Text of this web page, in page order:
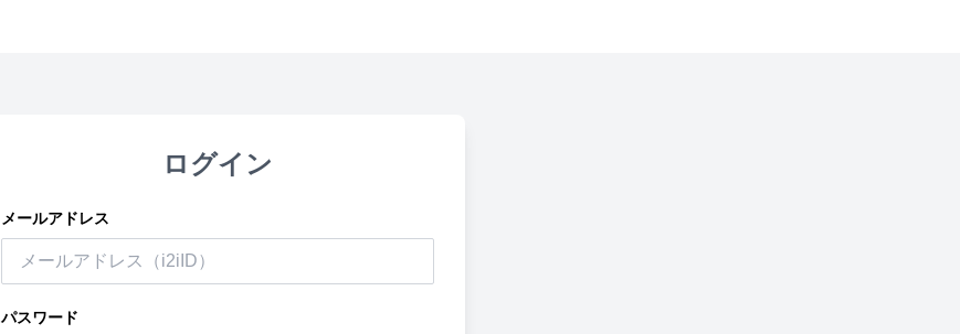
ログイン
メールアドレス
パスワード